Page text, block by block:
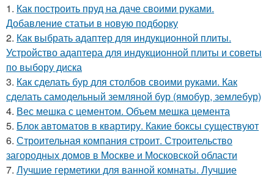
1. Как построить пруд на даче своими руками.
Добавление статьи в новую подборку
2. Как выбрать адаптер для индукционной плиты.
Устройство адаптера для индукционной плиты и советы
по выбору диска
3. Как сделать бур для столбов своими руками. Как
сделать самодельный земляной бур (ямобур, землебур)
4. Вес мешка с цементом. Объем мешка цемента
5. Блок автоматов в квартиру. Какие боксы существуют
6. Строительная компания строит. Строительство
загородных домов в Москве и Московской области
7. Лучшие герметики для ванной комнаты. Лучшие